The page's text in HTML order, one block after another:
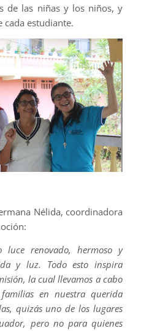
de las niñas y los niños, y
cada estudiante.
Nélida, coordinadora
luce renovado, hermoso y
y luz. Todo esto inspira
la cual llevamos a cabo
en nuestra querida
quizás uno de los lugares
pero no para quienes